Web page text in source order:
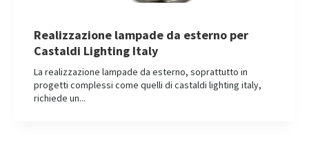
Realizzazione lampade da esterno per
Castaldi Lighting Italy
La realizzazione lampade da esterno, soprattutto in
progetti complessi come quelli di castaldi lighting italy,
richiede un...